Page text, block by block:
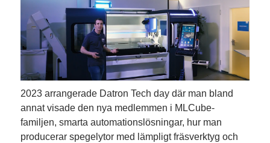
2023 arrangerade Datron Tech day där man bland
annat visade den nya medlemmen i MLCube-
familjen, smarta automationslösningar, hur man
producerar spegelytor med lämpligt fräsverktyg och